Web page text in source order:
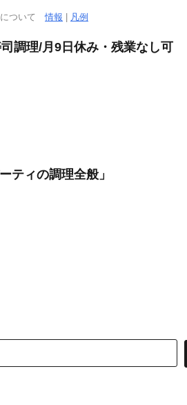
)について情報 凡例
調理/月9日休み・残業なし可
ティの調理全般」